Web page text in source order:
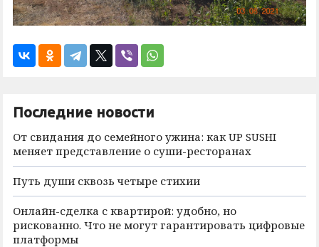
Последние новости
От свидания до семейного ужина: как UP SUSHI
меняет представление о суши-ресторанах
Путь души сквозь четыре стихии
Онлайн-сделка с квартирой: удобно, но
рискованно. Что не могут гарантировать цифровые
платформы